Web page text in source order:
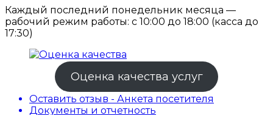
Каждый последний понедельник месяца —
рабочий режим работы: с 10:00 до 18:00 (касса до
17:30)
Оценка качества услуг
Оставить отзыв - Анкета посетителя
Документы и отчетность